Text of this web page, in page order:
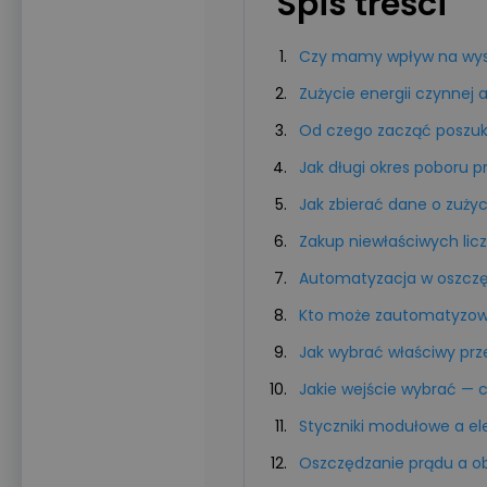
Czy mamy wpływ na
Zużycie energii czynnej
Od czego zacząć
Jak długi okres poboru
Jak zbierać dane o
Zakup niewłaściwych
Automatyzacja w
Kto może
Jak wybrać właściwy
Jakie wejście wybrać —
Styczniki modułowe a
Oszczędzanie prądu a